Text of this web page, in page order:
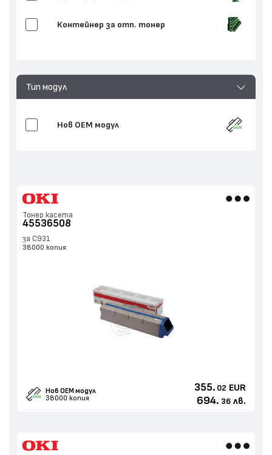
Контейнер за отп. тонер
Тип модул
Нов ОЕМ модул
Тонер касета
45536508
за C931
38000 копия
Нов ОЕМ модул
38000 копия
355. 02 EUR
694. 36 лв.